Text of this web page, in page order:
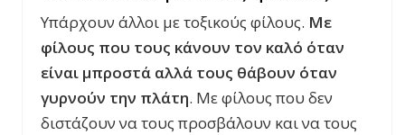
Υπάρχουν άλλοι με τοξικούς φίλους. Με
φίλους που τους κάνουν τον καλό όταν
είναι μπροστά αλλά τους θάβουν όταν
γυρνούν την πλάτη. Με φίλους που δεν
διστάζουν να τους προσβάλουν και να τους